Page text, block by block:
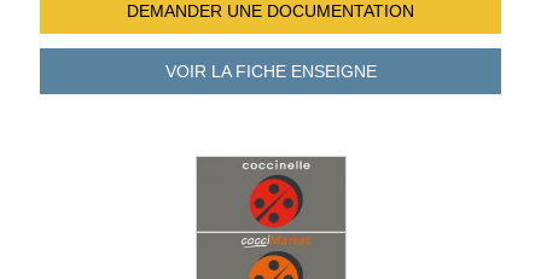
DEMANDER UNE DOCUMENTATION
VOIR LA FICHEENSEIGNE